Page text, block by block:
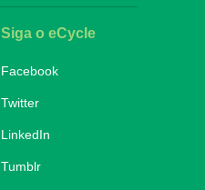
Siga o eCycle
Facebook
Twitter
LinkedIn
Tumblr